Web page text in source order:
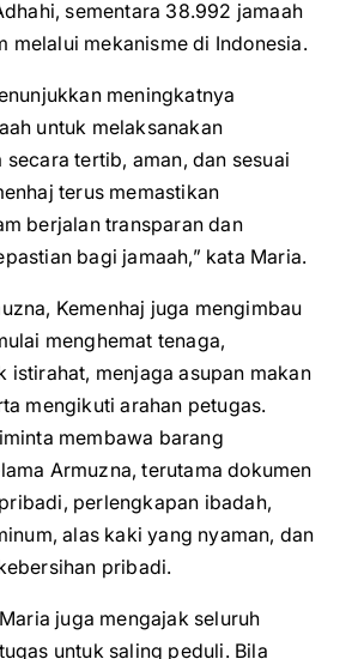
sementara 38.992 jamaah
melalui mekanisme di Indonesia.
meningkatnya
untuk melaksanakan
tertib, aman, dan sesuai
terus memastikan
berjalan transparan dan
bagi jamaah,” kata Maria.
Kemenhaj juga mengimbau
menghemat tenaga,
istirahat, menjaga asupan makan
mengikuti arahan petugas.
membawa barang
Armuzna, terutama dokumen
perlengkapan ibadah,
alas kaki yang nyaman, dan
pribadi.
juga mengajak seluruh
untuk saling peduli. Bila